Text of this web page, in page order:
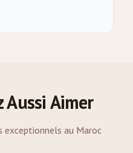
Aussi Aimer
exceptionnels au Maroc